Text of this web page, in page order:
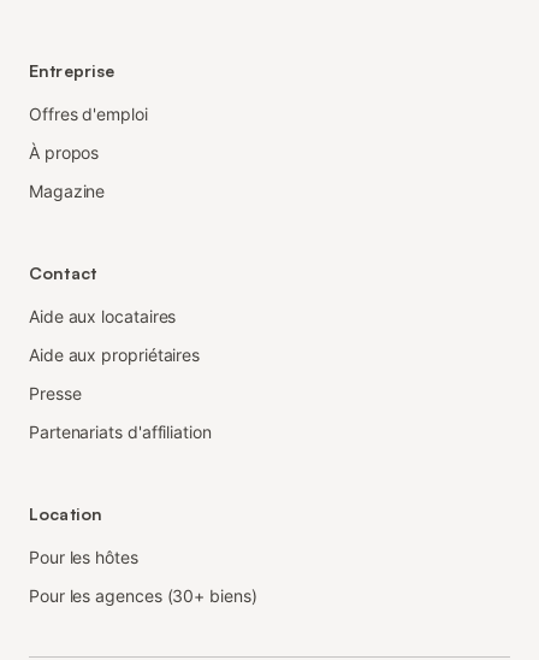
Entreprise
Offres d'emploi
À propos
Magazine
Contact
Aide aux locataires
Aide aux propriétaires
Presse
Partenariats d'affiliation
Location
Pour les hôtes
Pour les agences (30+ biens)